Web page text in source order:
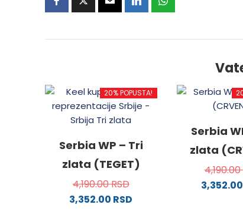
20% POPUSTA!
Serbia WP – Tri
zlata (TEGET)
4,190.00RSD
3,352.00 RSD
Serbia
zlata
4,190.00
3,352.00